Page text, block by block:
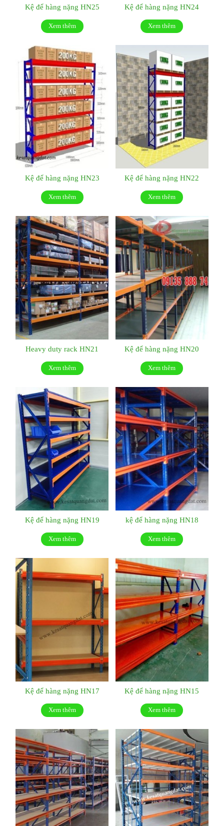
Kệ để hàng nặng HN25
Xem thêm
Kệ để hàng nặng HN24
Xem thêm
Kệ để hàng nặng HN23
Xem thêm
Kệ để hàng nặng HN22
Xem thêm
Heavy duty rack HN21
Xem thêm
Kệ để hàng nặng HN20
Xem thêm
Kệ để hàng nặng HN19
Xem thêm
kệ để hàng nặng HN18
Xem thêm
Kệ để hàng nặng HN17
Xem thêm
Kệ để hàng nặng HN15
Xem thêm